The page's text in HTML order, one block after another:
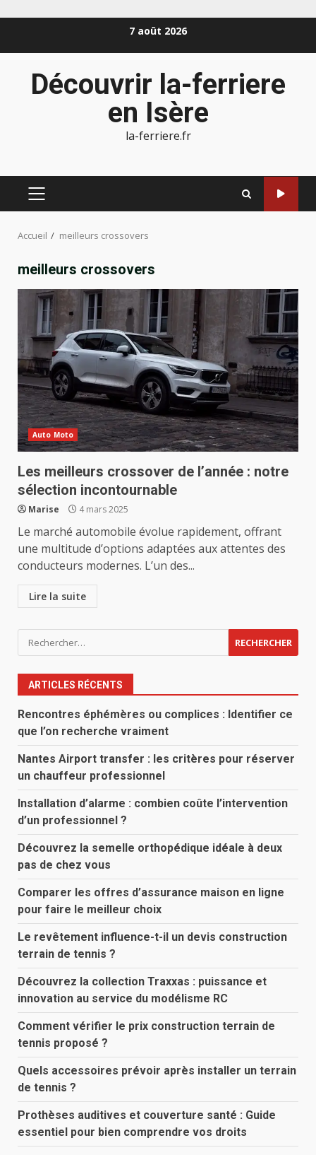
7 août 2026
Découvrir la-ferriere
en Isère
la-ferriere.fr
MENU
Accueil meilleurs crossovers
meilleurs crossovers
Auto Moto
Les meilleurs crossover de l’année : notre
sélection incontournable
Marise 4 mars 2025
Le marché automobile évolue rapidement, offrant
une multitude d’options adaptées aux attentes des
conducteurs modernes. L’un des...
Lire la suite
Rechercher :
ARTICLES RÉCENTS
Rencontres éphémères ou complices : Identifier ce
que l’on recherche vraiment
Nantes Airport transfer : les critères pour réserver
un chauffeur professionnel
Installation d’alarme : combien coûte l’intervention
d’un professionnel ?
Découvrez la semelle orthopédique idéale à deux
pas de chez vous
Comparer les offres d’assurance maison en ligne
pour faire le meilleur choix
Le revêtement influence-t-il un devis construction
terrain de tennis ?
Découvrez la collection Traxxas : puissance et
innovation au service du modélisme RC
Comment vérifier le prix construction terrain de
tennis proposé ?
Quels accessoires prévoir après installer un terrain
de tennis ?
Prothèses auditives et couverture santé : Guide
essentiel pour bien comprendre vos droits